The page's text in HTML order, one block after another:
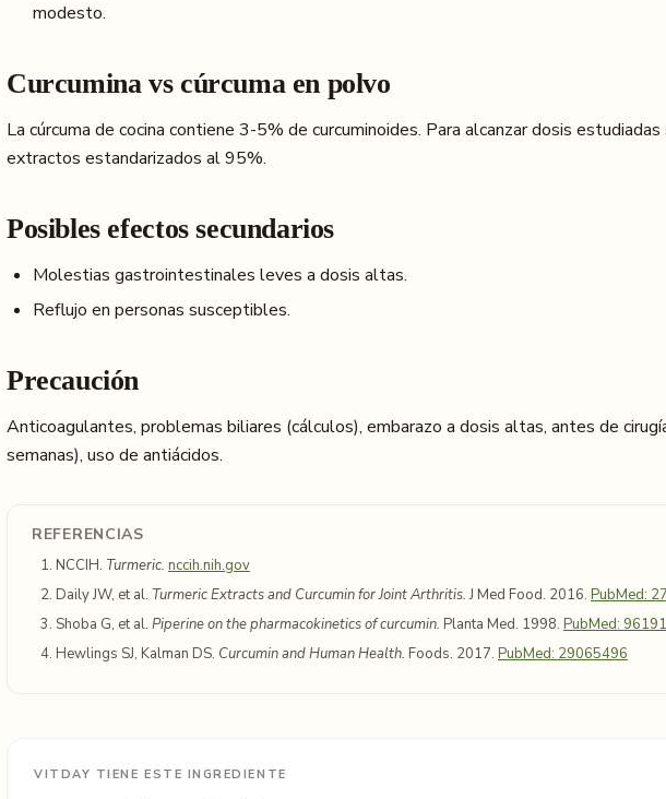
modesto.
Curcumina vs cúrcuma en polvo
La cúrcuma de cocina contiene 3-5% de curcuminoides. Para alcanzar dosis
extractos estandarizados al 95%.
Posibles efectos secundarios
Molestias gastrointestinales leves a dosis altas.
Reflujo en personas susceptibles.
Precaución
Anticoagulantes, problemas biliares (cálculos), embarazo a dosis altas, antes de
semanas), uso de antiácidos.
REFERENCIAS
NCCIH. Turmeric. nccih.nih.gov
Daily JW, et al. Turmeric Extracts and Curcumin for Joint Arthritis.J Med Food. 2016. PubMed:
Shoba G, et al. Piperine on the pharmacokinetics of curcumin. Planta Med. 1998. PubMed:
Hewlings SJ, Kalman DS. Curcumin and Human Health. Foods. 2017. PubMed: 29065496
VITDAY TIENE ESTE INGREDIENTE